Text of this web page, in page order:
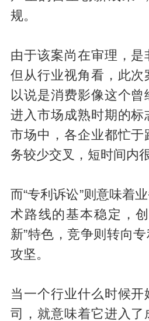
规。
由于该案尚在审理，是
但从行业视角看，此次
以说是消费影像这个
进入市场成熟时期的标
市场中，各企业都忙于
务较少交叉，短时间内
而“专利诉讼”则意味着
术路线的基本稳定，
新”特色，竞争则转向
攻坚。
当一个行业什么时候
司，就意味着它进入了